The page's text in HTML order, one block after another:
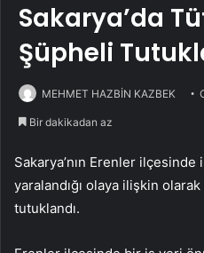
Sakarya’da
Şüpheli
MEHMET HAZBİN KAZBEK
Bir dakikadan az
Sakarya’nın Erenler
yaralandığı olaya ilişkin
tutuklandı.